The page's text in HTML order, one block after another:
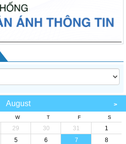
August
W T F S
29 30 31
1
5 6 7
8